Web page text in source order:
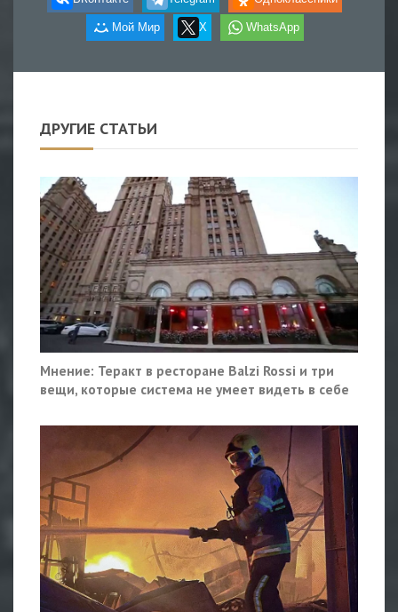
Мой Мир X WhatsApp
ДРУГИЕ СТАТЬИ
Мнение: Теракт в ресторане Balzi Rossi и три
вещи, которые система не умеет видеть в себе